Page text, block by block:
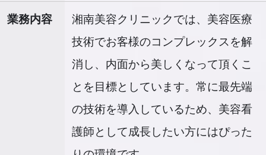
業務内容
湘南美容クリニックでは、美容医療
技術でお客様のコンプレックスを解
消し、内面から美しくなって頂くこ
とを目標としています。常に最先端
の技術を導入しているため、美容看
護師として成長したい方にはぴった